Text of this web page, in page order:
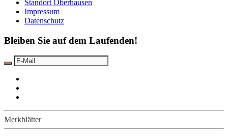
Standort Oberhausen
Impressum
Datenschutz
Bleiben Sie auf dem Laufenden!
Merkblätter